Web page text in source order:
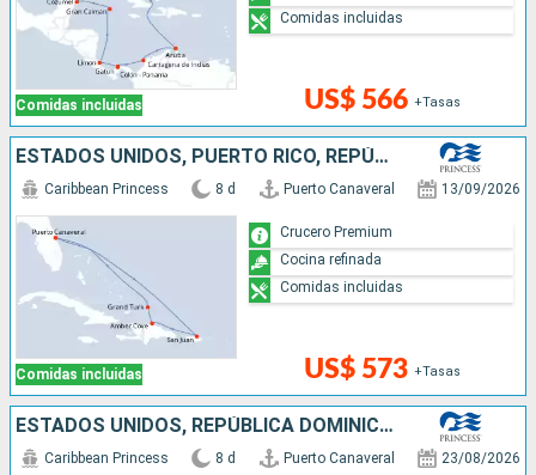
Comidas incluidas US$ 566 +Tasas
Comidas incluidas
ESTADOS UNIDOS, PUERTO RICO, REPÚBLICA DOMINICANA
Comidas incluidas
Caribbean Princess 8 d Puerto Canaveral 13/09/2026
US$ 573 +Tasas
Crucero Premium
Cocina refinada
Comidas incluidas
ESTADOS UNIDOS, REPÚBLICA DOMINICANA, PUERTO RICO
Caribbean Princess 8 d Puerto Canaveral 23/08/2026